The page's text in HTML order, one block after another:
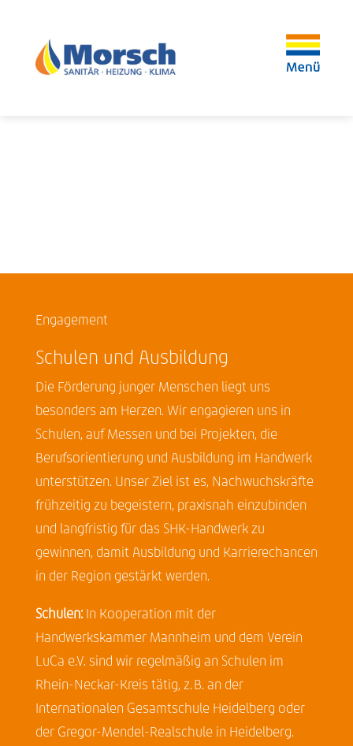
Engagement
Schulen und Ausbildung
Die Förderung junger Menschen liegt uns
besonders am Herzen. Wir engagieren uns in
Schulen, auf Messen und bei Projekten, die
Berufsorientierung und Ausbildung im Handwerk
unterstützen. Unser Ziel ist es, Nachwuchskräfte
frühzeitig zu begeistern, praxisnah einzubinden
und langfristig für das SHK-Handwerk zu
gewinnen, damit Ausbildung und Karrierechancen
in der Region gestärkt werden.
Schulen:In Kooperation mit der
Handwerkskammer Mannheim und dem Verein
LuCa e.V. sind wir regelmäßig an Schulen im
Rhein-Neckar-Kreis tätig, z. B. an der
Internationalen Gesamtschule Heidelberg oder
der Gregor-Mendel-Realschule in Heidelberg.